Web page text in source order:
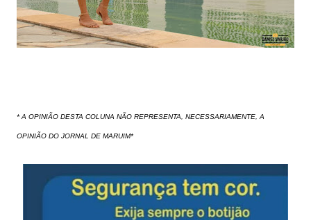
* A OPINIÃO DESTA COLUNA NÃO REPRESENTA, NECESSARIAMENTE, A
OPINIÃO DO JORNAL DE MARUIM*